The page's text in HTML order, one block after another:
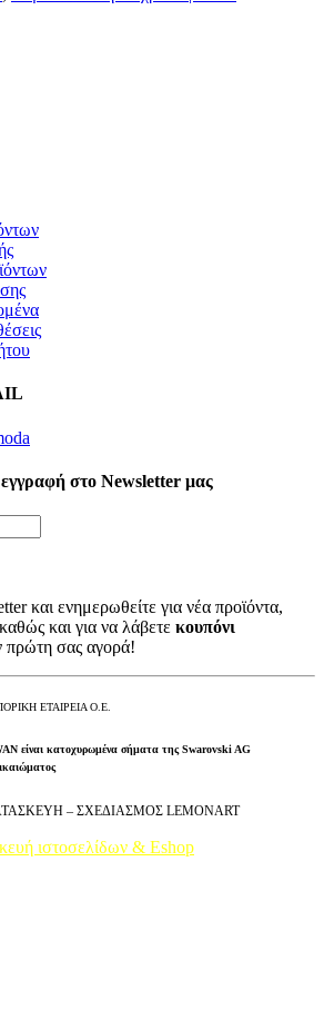
στο Newsletter μας
και ενημερωθείτε για νέα προϊόντα,
και για να λάβετε κουπόνι
πρώτη σας αγορά!
ΕΤΑΙΡΕΙΑ Ο.Ε.
είναι κατοχυρωμένα σήματα της Swarovski AG
– ΣΧΕΔΙΑΣΜΟΣ LEMONART